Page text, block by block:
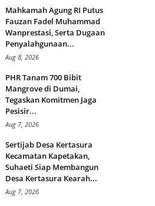
Mahkamah Agung RI Putus
Fauzan Fadel Muhammad
Wanprestasi, Serta Dugaan
Penyalahgunaan...
Aug 8, 2026
PHR Tanam 700 Bibit
Mangrove di Dumai,
Tegaskan Komitmen Jaga
Pesisir...
Aug 7, 2026
Sertijab Desa Kertasura
Kecamatan Kapetakan,
Suhaeti Siap Membangun
Desa Kertasura Kearah...
Aug 7, 2026